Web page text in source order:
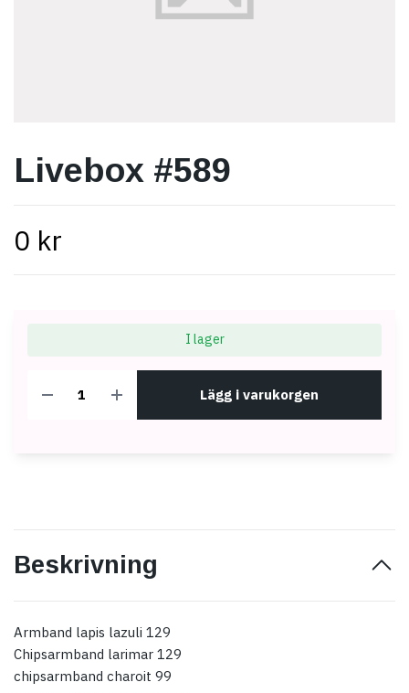
Livebox #589
0 kr
I lager
Lägg i varukorgen
Beskrivning
Armband lapis lazuli 129
Chipsarmband larimar 129
chipsarmband charoit 99